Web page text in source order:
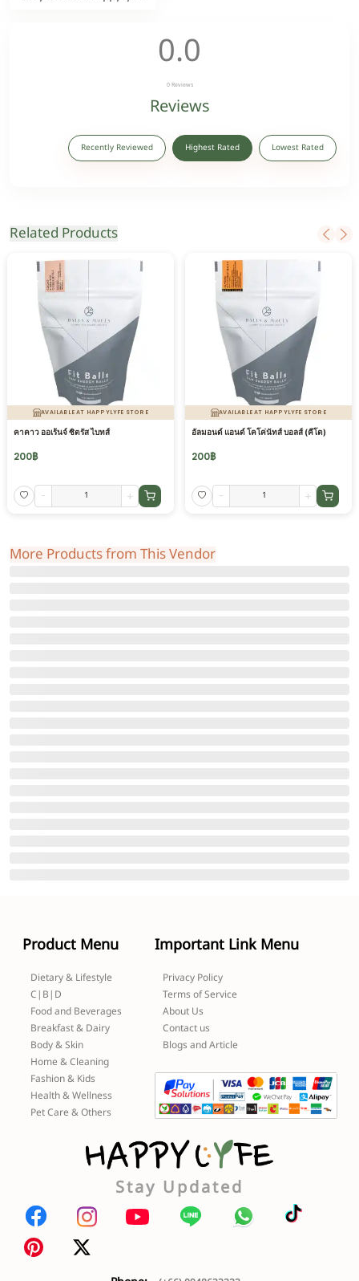
0.0
0 Reviews
Reviews
Recently Reviewed Highest Rated Lowest Rated
Related Products
AVAILABLE AT HAPPYLYFE STORE
คาคาว ออเร้นจ์ ซิตรัส ไบทส์
200฿
- +
AVAILABLE AT HAPPYLYFE STORE
อัลมอนด์ แอนด์ โคโค่นัทส์ บอลส์ (คีโต)
200฿
- +
More Products from This Vendor
Product Menu
Dietary & Lifestyle
C|B|D
Food and Beverages
Breakfast & Dairy
Body & Skin
Home & Cleaning
Fashion & Kids
Health & Wellness
Pet Care & Others
Important Link Menu
Privacy Policy
Terms of Service
About Us
Contact us
Blogs and Article
Stay Updated